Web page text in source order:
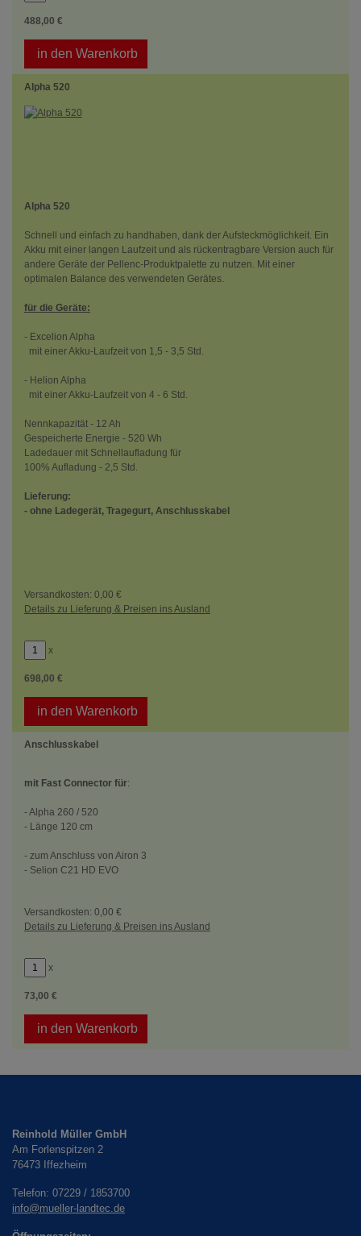
488,00 €
in den Warenkorb
Alpha 520
Alpha 520
Schnell und einfach zu handhaben, dank der Aufsteckmöglichkeit. Ein
Akku mit einer langen Laufzeit und als rückentragbare Version auch für
andere Geräte der Pellenc-Produktpalette zu nutzen. Mit einer
optimalen Balance des verwendeten Gerätes.
für die Geräte:
- Excelion Alpha
mit einer Akku-Laufzeit von 1,5 - 3,5 Std.
- Helion Alpha
mit einer Akku-Laufzeit von 4 - 6 Std.
Nennkapazität - 12 Ah
Gespeicherte Energie - 520 Wh
Ladedauer mit Schnellaufladung für
100% Aufladung - 2,5 Std.
Lieferung:
- ohne Ladegerät, Tragegurt, Anschlusskabel
Versandkosten: 0,00 €
Details zu Lieferung & Preisen ins Ausland
x
698,00 €
in den Warenkorb
Anschlusskabel
mit Fast Connector für:
- Alpha 260 / 520
- Länge 120 cm
- zum Anschluss von Airon 3
- Selion C21 HD EVO
Versandkosten: 0,00 €
Details zu Lieferung & Preisen ins Ausland
x
73,00 €
in den Warenkorb
Reinhold Müller GmbH
Am Forlenspitzen 2
76473 Iffezheim
Telefon: 07229 / 1853700
info@mueller-landtec.de